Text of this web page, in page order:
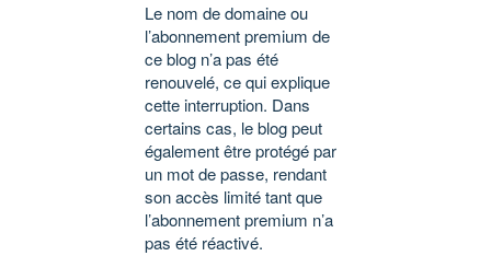
Le nom de domaine ou
l’abonnement premium de
ce blog n’a pas été
renouvelé, ce qui explique
cette interruption. Dans
certains cas, le blog peut
également être protégé par
un mot de passe, rendant
son accès limité tant que
l’abonnement premium n’a
pas été réactivé.